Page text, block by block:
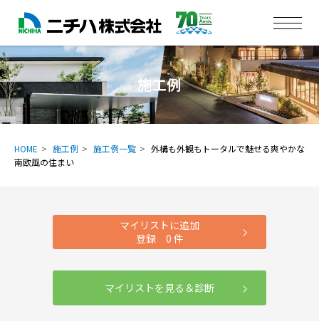
施工例
HOME 施工例 施工例一覧
外構も外観もトータルで魅せる爽やかな
南欧風の住まい
マイリストに追加
登録 0 件
マイリストを見る＆診断